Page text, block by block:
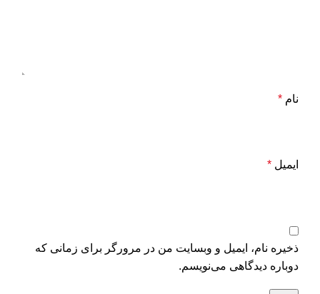
نام *
ایمیل *
ذخیره نام، ایمیل و وبسایت من در مرورگر برای زمانی که
دوباره دیدگاهی می‌نویسم.